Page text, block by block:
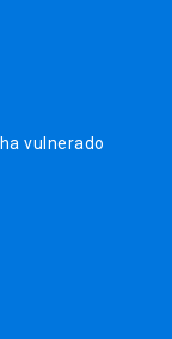
vulnerado